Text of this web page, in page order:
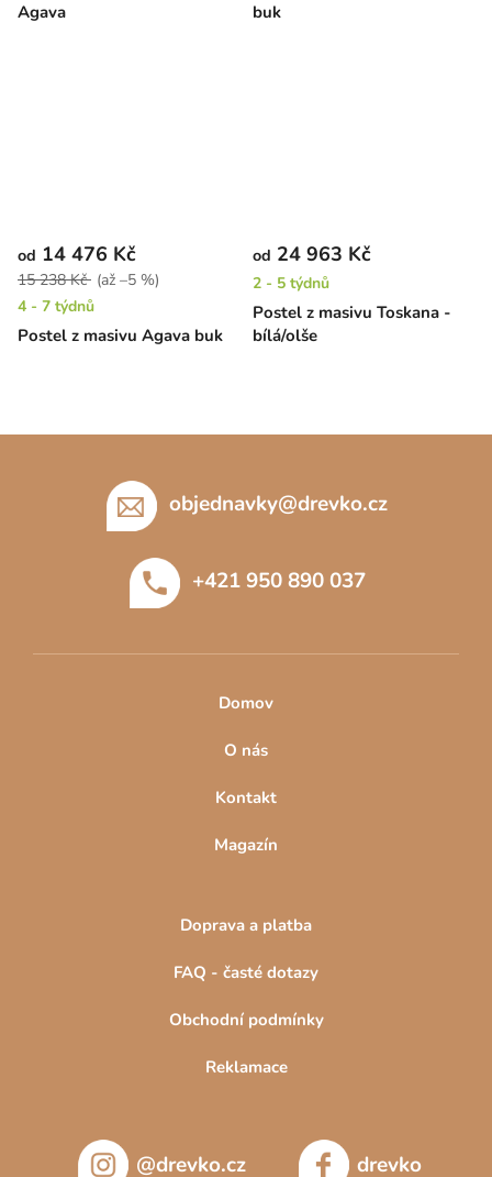
Agava
buk
Postel z masivu Agava buk
od 14 476 Kč
15 238 Kč (až –5 %)
4 - 7 týdnů
Postel z masivu Toskana -
bílá/olše
od 24 963 Kč
2 - 5 týdnů
objednavky@drevko.cz
+421 950 890 037
Domov
O nás
Kontakt
Magazín
Doprava a platba
FAQ - časté dotazy
Obchodní podmínky
Reklamace
@drevko.cz drevko